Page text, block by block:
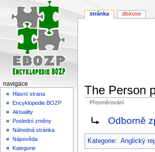
The Person
Přesměrování
Skočit
navigaci
Skočit
vyhledávání
Redirect to:Odborně
Kategorie: Anglický
stránka diskuse
navigace
Hlavní strana
Encyklopedie BOZP
Aktuality
Poslední změny
Náhodná stránka
Nápověda
Kategorie